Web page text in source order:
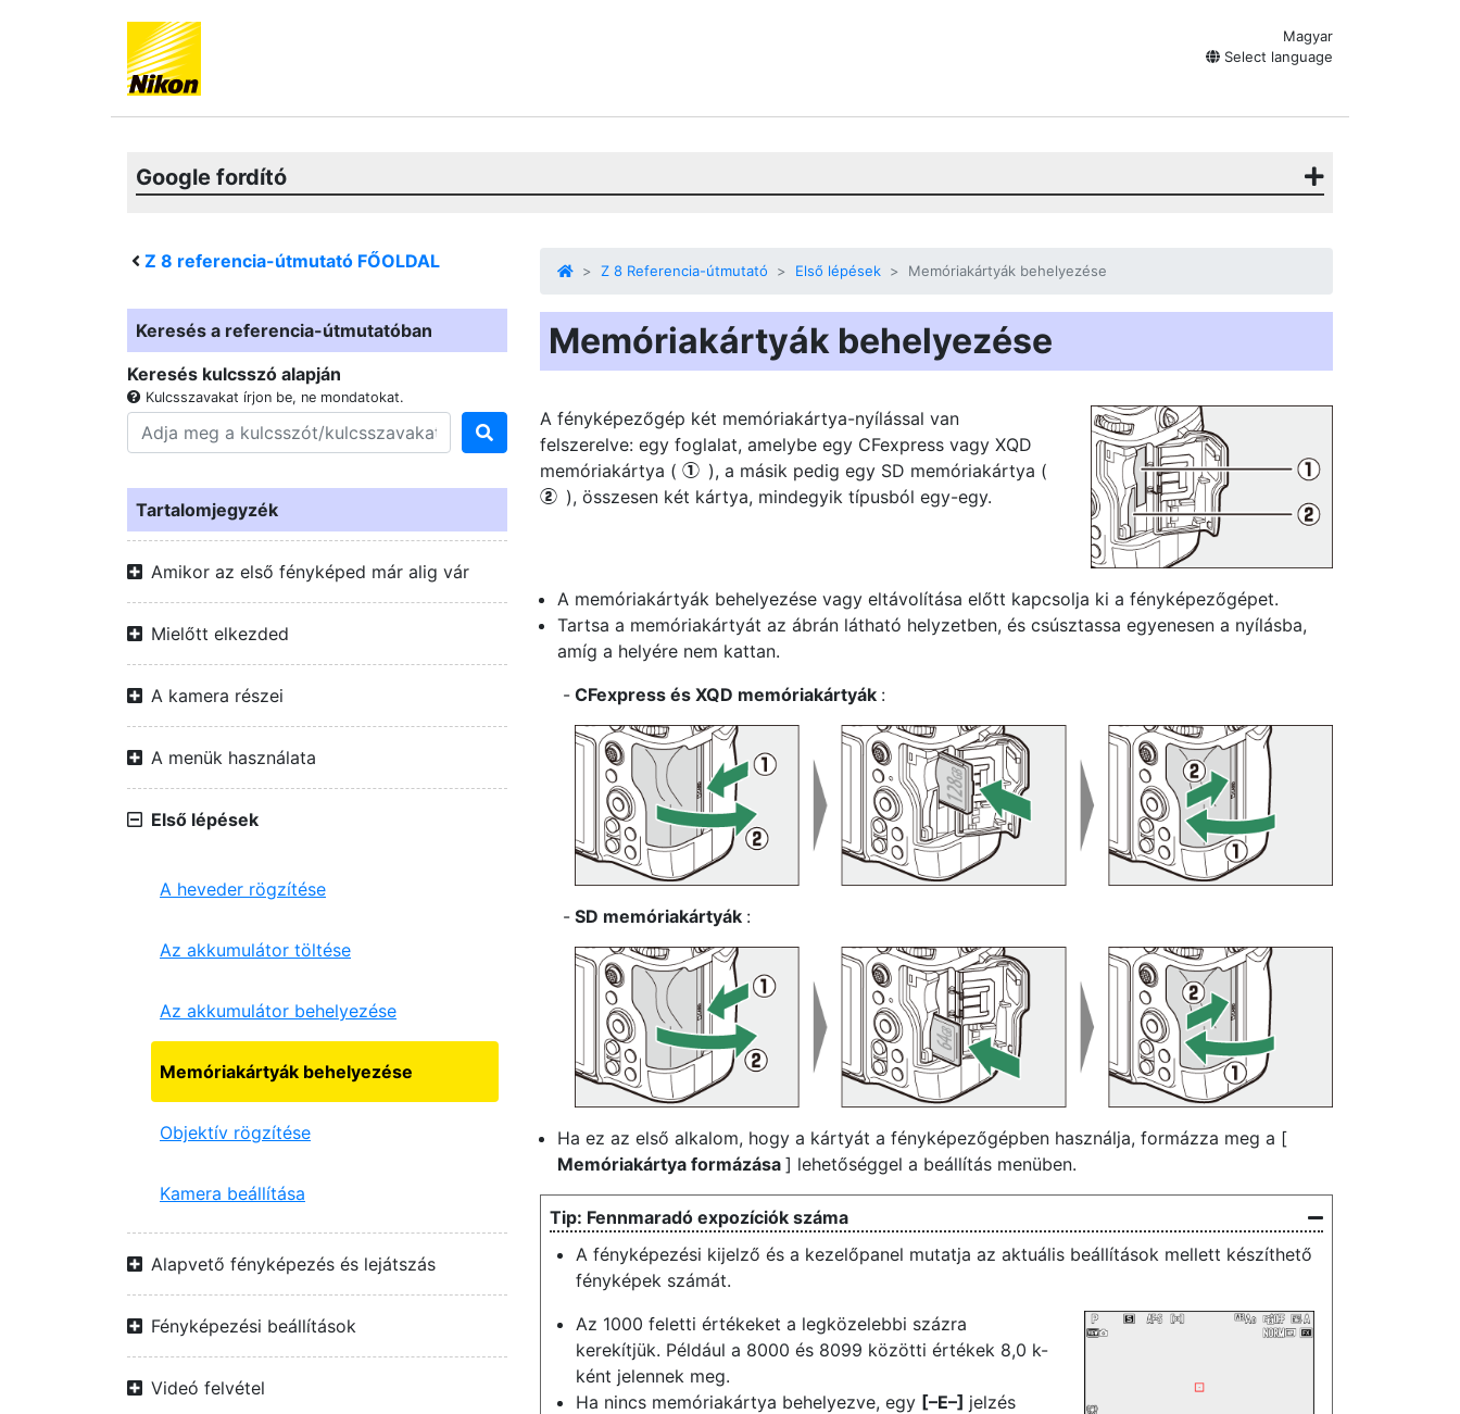
Magyar
Select language
Google fordító
Z 8 referencia-útmutató FŐOLDAL
Keresés a referencia-útmutatóban
Keresés kulcsszó alapján
Kulcsszavakat írjon be, ne mondatokat.
Tartalomjegyzék
Amikor az első fényképed már alig vár
Mielőtt elkezded
A kamera részei
A menük használata
Első lépések
A heveder rögzítése
Az akkumulátor töltése
Az akkumulátor behelyezése
Memóriakártyák behelyezése
Objektív rögzítése
Kamera beállítása
Alapvető fényképezés és lejátszás
Fényképezési beállítások
Videó felvétel
Z 8 Referencia-útmutató Első lépések Memóriakártyák behelyezése
Memóriakártyák behelyezése
A fényképezőgép két memóriakártya-nyílással van
felszerelve: egy foglalat, amelybe egy CFexpress vagy XQD
memóriakártya ( q ), a másik pedig egy SD memóriakártya (
w ), összesen két kártya, mindegyik típusból egy-egy.
A memóriakártyák behelyezése vagy eltávolítása előtt kapcsolja ki a fényképezőgépet.
Tartsa a memóriakártyát az ábrán látható helyzetben, és csúsztassa egyenesen a nyílásba,
amíg a helyére nem kattan.
CFexpress és XQD memóriakártyák :
SD memóriakártyák :
Ha ez az első alkalom, hogy a kártyát a fényképezőgépben használja, formázza meg a [
Memóriakártya formázása ] lehetőséggel a beállítás menüben.
Fennmaradó expozíciók száma
A fényképezési kijelző és a kezelőpanel mutatja az aktuális beállítások mellett készíthető
fényképek számát.
Az 1000 feletti értékeket a legközelebbi százra
kerekítjük. Például a 8000 és 8099 közötti értékek 8,0 k-
ként jelennek meg.
Ha nincs memóriakártya behelyezve, egy [–E–] jelzés